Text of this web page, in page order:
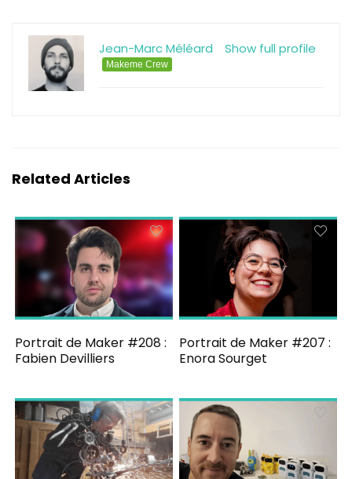
Show full profile
Jean-Marc Méléard
Makeme Crew
Related Articles
Portrait de Maker #208 :
Fabien Devilliers
Portrait de Maker #207 :
Enora Sourget